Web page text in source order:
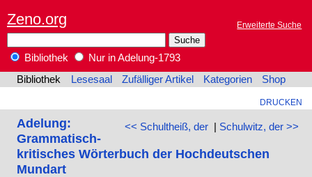
Zeno.org Erweiterte Suche
Bibliothek
Nur in Adelung-1793
Bibliothek
Lesesaal Zufälliger Artikel Kategorien Shop
DRUCKEN
<< Schultheiß, der| Schulwitz, der >>
Adelung:
Grammatisch-
kritisches Wörterbuch der Hochdeutschen
Mundart